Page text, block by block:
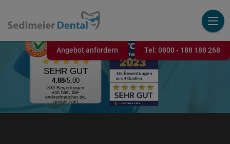
Angebot anfordern Tel: 0800 - 188 188 268
Kundenbewertung
SEHR GUT
4.88/5.00
333 Bewertungen
von hier, die-
endverbraucher.de,
google.com